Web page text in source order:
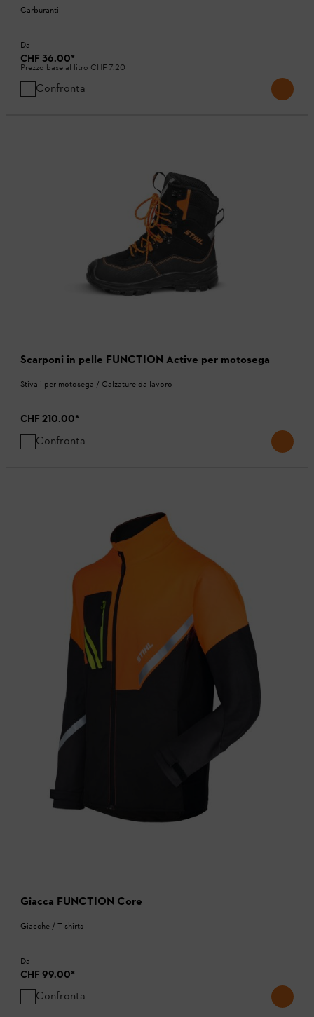
Carburanti
Da
CHF 36.00*
Prezzo base al litro CHF 7.20
Confronta
Scarponi in pelle FUNCTION Active per motosega
Stivali per motosega / Calzature da lavoro
CHF 210.00*
Confronta
Giacca FUNCTION Core
Giacche / T-shirts
Da
CHF 99.00*
Confronta